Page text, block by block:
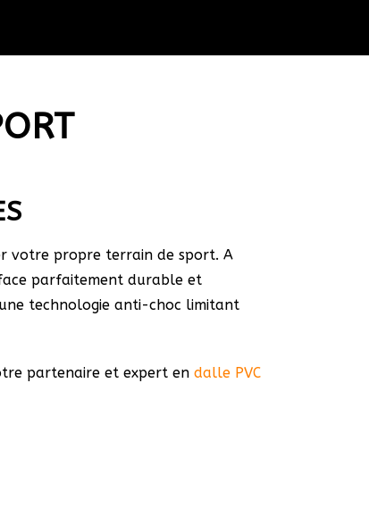
votre propre terrain de sport. A
parfaitement durable et
technologie anti-choc limitant
partenaire et expert en dalle PVC